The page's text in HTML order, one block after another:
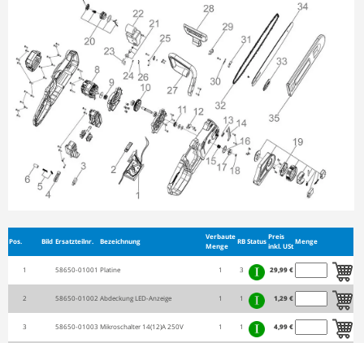
Pos. Bild Ersatzteilnr. Bezeichnung
Verbaute
Menge
RBStatus
Preis
inkl. USt
Menge
1 58650-01001 Platine 1 3 29,99 €
2 58650-01002 Abdeckung LED-Anzeige 1 1 1,29 €
3 58650-01003 Mikroschalter 14(12)A 250V 1 1 4,99 €